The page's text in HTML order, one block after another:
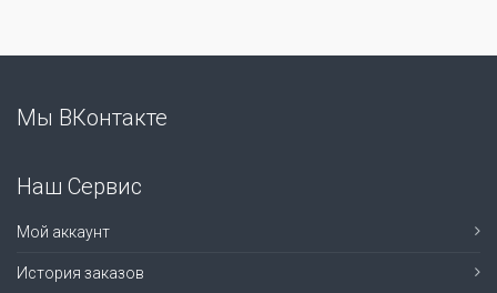
Мы ВКонтакте
Наш Сервис
Мой аккаунт
История заказов